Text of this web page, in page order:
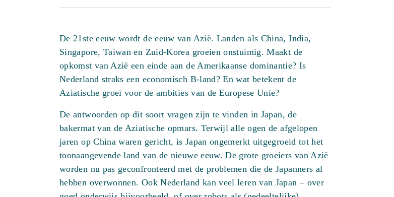
De 21ste eeuw wordt de eeuw van Azië. Landen als China, India,
Singapore, Taiwan en Zuid-Korea groeien onstuimig. Maakt de
opkomst van Azië een einde aan de Amerikaanse dominantie? Is
Nederland straks een economisch B-land? En wat betekent de
Aziatische groei voor de ambities van de Europese Unie?
De antwoorden op dit soort vragen zijn te vinden in Japan, de
bakermat van de Aziatische opmars. Terwijl alle ogen de afgelopen
jaren op China waren gericht, is Japan ongemerkt uitgegroeid tot het
toonaangevende land van de nieuwe eeuw. De grote groeiers van Azië
worden nu pas geconfronteerd met de problemen die de Japanners al
hebben overwonnen. Ook Nederland kan veel leren van Japan – over